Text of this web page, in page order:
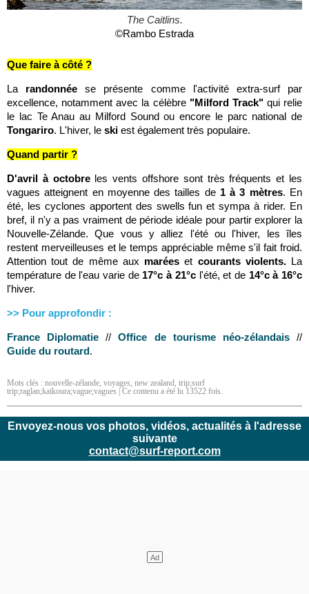
The Caitlins.
©Rambo Estrada
Que faire à côté ?
La randonnée se présente comme l'activité extra-surf par
excellence, notamment avec la célèbre "Milford Track" qui relie
le lac Te Anau au Milford Sound ou encore le parc national de
Tongariro. L'hiver, le ski est également très populaire.
Quand partir ?
D'avril à octobreles vents offshore sont très fréquents et les
vagues atteignent en moyenne des tailles de 1 à 3 mètres. En
été, les cyclones apportent des swells fun et sympa à rider. En
bref, il n'y a pas vraiment de période idéale pour partir explorer la
Nouvelle-Zélande. Que vous y alliez l'été ou l'hiver, les îles
restent merveilleuses et le temps appréciable même s'il fait froid.
Attention tout de même aux marées et courants violents.La
température de l'eau varie de 17°c à 21°cl'été, et de 14°c à 16°c
l'hiver.
>> Pour approfondir :
France Diplomatie //Office de tourisme néo-zélandais//
Guide du routard.
Mots clés : nouvelle-zélande, voyages, new zealand, trip;surf
trip;raglan;kaikoura;vague;vagues | Ce contenu a été lu 13522 fois.
Envoyez-nous vos photos, vidéos, actualités à l'adresse
suivante
contact@surf-report.com